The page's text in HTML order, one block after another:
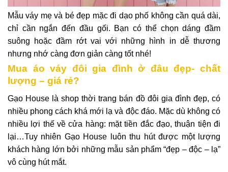
Mẫu váy mẹ và bé đẹp mặc đi dạo phố không cần quá dài,
chỉ cần ngắn đến đầu gối. Bạn có thể chọn dáng đầm
suông hoặc đầm rớt vai với những hình in dễ thương
nhưng nhớ càng đơn giản càng tốt nhé!
Mua áo váy đôi gia đình ở đâu đẹp- chất
lượng – giá rẻ?
Gạo House là shop thời trang bán đồ đôi gia đình đẹp, có
nhiều phong cách khá mới lạ và độc đáo. Mặc dù không có
nhiều lợi thế về cửa hàng: mặt tiền đắc đạo, thuận tiện đi
lại…Tuy nhiên Gạo House luôn thu hút được một lượng
khách hàng lớn bởi những mẫu sản phẩm “đẹp – độc – lạ”
vô cùng hút mắt.